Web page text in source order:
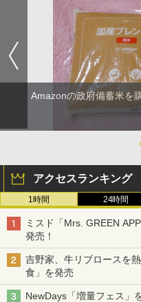
Amazonの政府備蓄米を
アクセスランキング
1時間 24時間
ミスド「Mrs. GREEN
発売！
吉野家、牛リブロースを
食」を発売
NewDays「増量フェス」